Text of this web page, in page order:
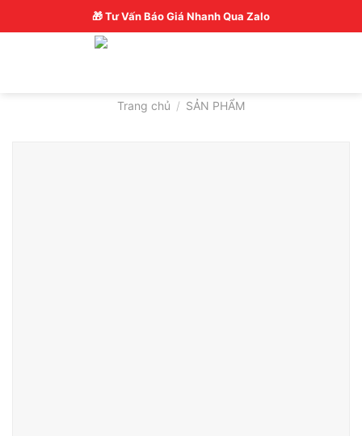
to
Hotline: 0326770772
Trang chủ / SẢN PHẨM
🎁 Tư Vấn Báo Giá Nhanh Qua Zalo